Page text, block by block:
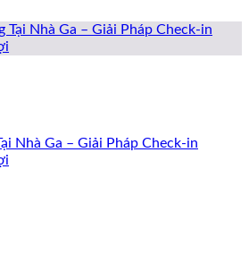
Nhà Ga – Giải Pháp Check-in